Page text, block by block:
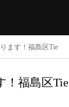
ます！福島区Tie
！福島区Tie